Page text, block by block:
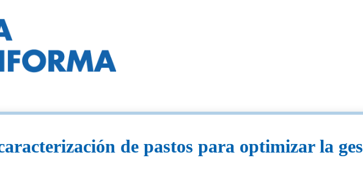
de pastos para optimizar la